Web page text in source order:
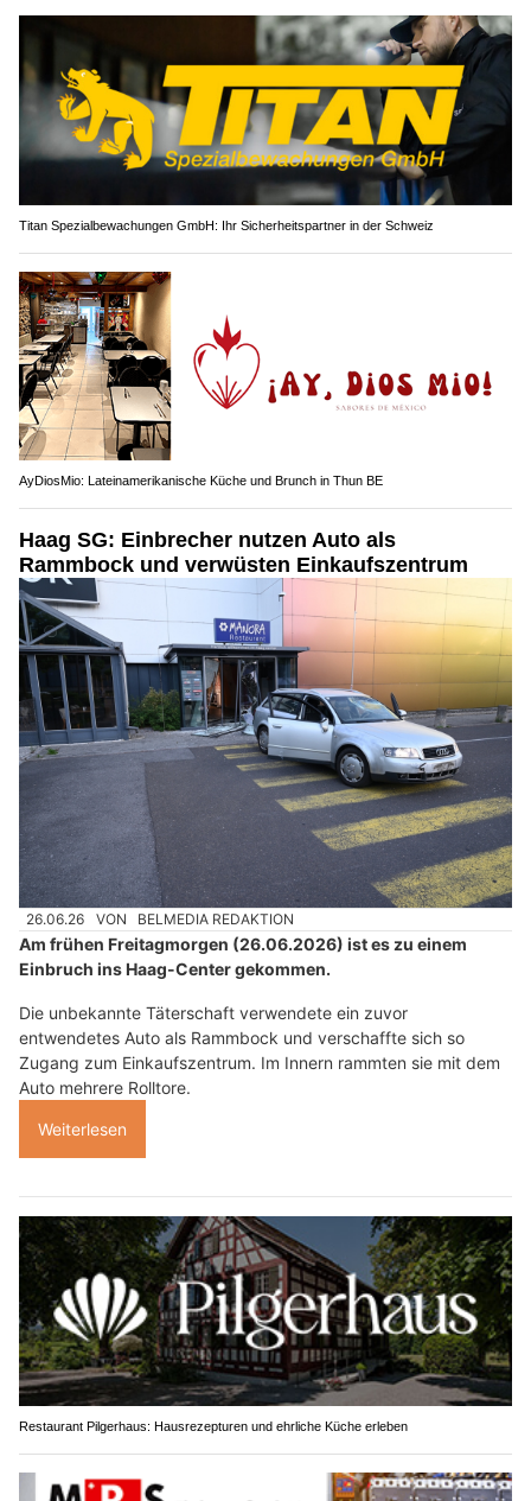
Titan Spezialbewachungen GmbH: Ihr Sicherheitspartner in der Schweiz
AyDiosMio: Lateinamerikanische Küche und Brunch in Thun BE
Haag SG: Einbrecher nutzen Auto als
Rammbock und verwüsten Einkaufszentrum
26.06.26 VON BELMEDIA REDAKTION
Am frühen Freitagmorgen (26.06.2026) ist es zu einem
Einbruch ins Haag-Center gekommen.
Die unbekannte Täterschaft verwendete ein zuvor
entwendetes Auto als Rammbock und verschaffte sich so
Zugang zum Einkaufszentrum. Im Innern rammten sie mit dem
Auto mehrere Rolltore.
Weiterlesen
Restaurant Pilgerhaus: Hausrezepturen und ehrliche Küche erleben